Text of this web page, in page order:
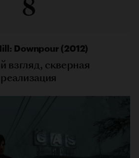
8
Downpour (2012)
взгляд, скверная
реализация